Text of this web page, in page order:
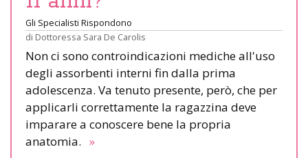
Gli Specialisti Rispondono
di Dottoressa Sara De Carolis
Non ci sono controindicazioni mediche all'uso
degli assorbenti interni fin dalla prima
adolescenza. Va tenuto presente, però, che per
applicarli correttamente la ragazzina deve
imparare a conoscere bene la propria
anatomia. »